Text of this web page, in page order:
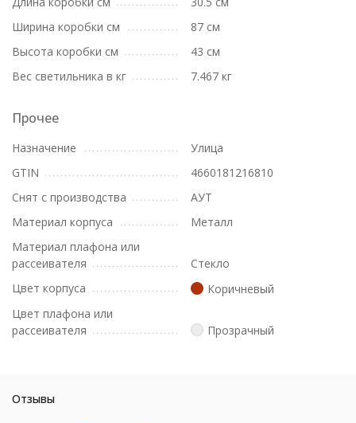
Ширина коробки см
87 см
Высота коробки см
43 см
Вес светильника в кг
7.467 кг
Прочее
Назначение
Улица
GTIN
4660181216810
Снят с производства
АУТ
Материал корпуса
Металл
Материал плафона или
рассеивателя
Стекло
Цвет корпуса
Коричневый
Цвет плафона или
рассеивателя
Прозрачный
Отзывы